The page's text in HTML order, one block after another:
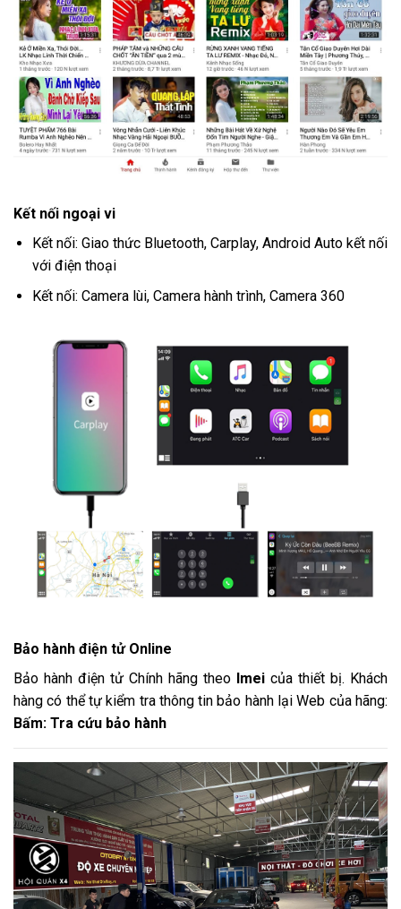
Kết nối ngoại vi
Kết nối: Giao thức Bluetooth, Carplay, Android Auto kết nối
với điện thoại
Kết nối: Camera lùi, Camera hành trình, Camera 360
Bảo hành điện tử Online
Bảo hành điện tử Chính hãng theo Imei của thiết bị. Khách
hàng có thể tự kiểm tra thông tin bảo hành lại Web của hãng:
Bấm: Tra cứu bảo hành